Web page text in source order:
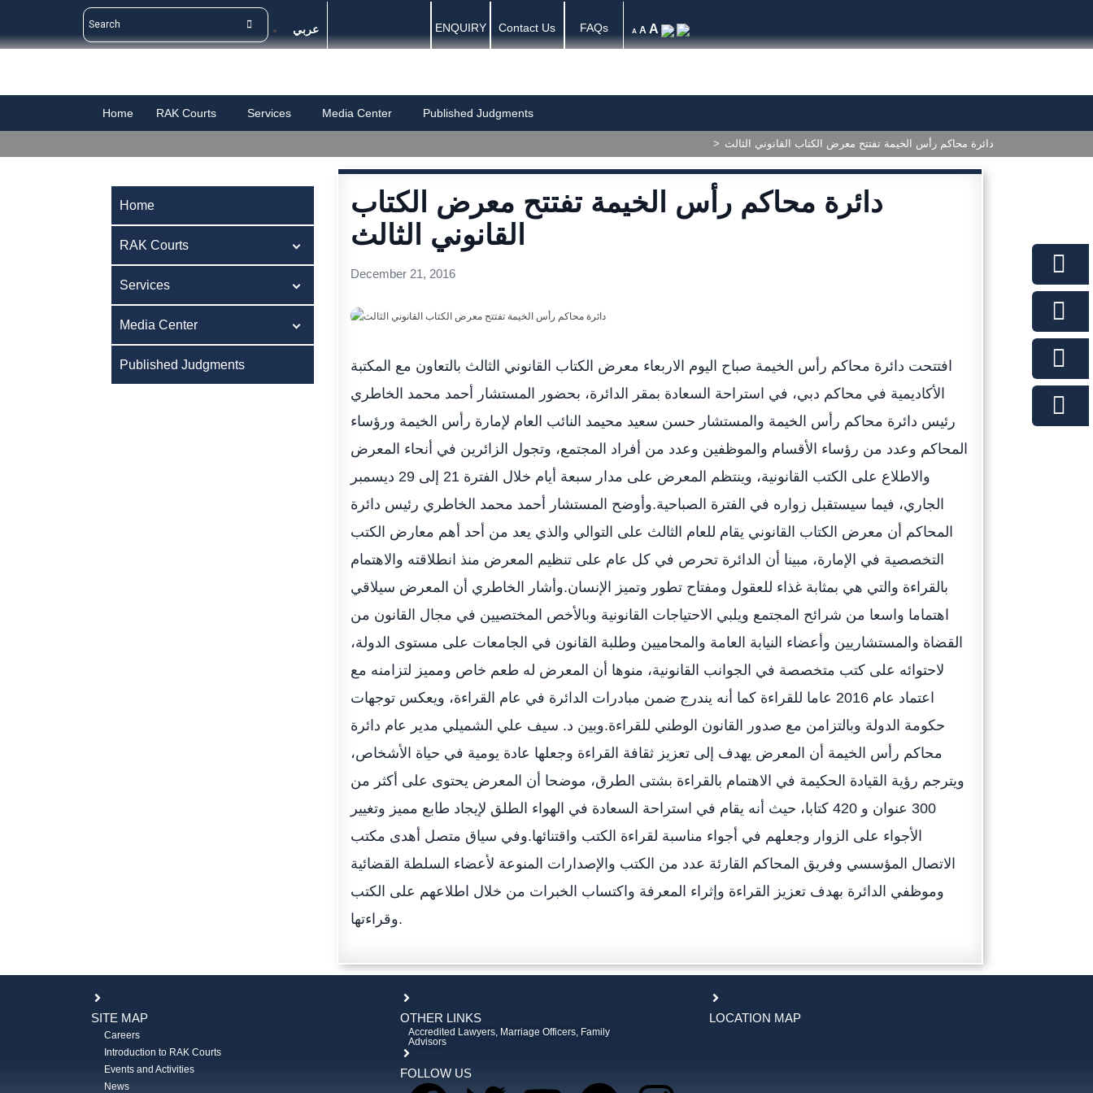
عربي ENQUIRY Contact Us FAQs A A A
Home RAK Courts Services Media Center Published Judgments
> دائرة محاكم رأس الخيمة تفتتح معرض الكتاب القانوني الثالث
Home
RAK Courts
Services
Media Center
Published Judgments
دائرة محاكم رأس الخيمة تفتتح معرض الكتاب
القانوني الثالث
December 21, 2016
افتتحت دائرة محاكم رأس الخيمة صباح اليوم الاربعاء معرض الكتاب القانوني الثالث بالتعاون مع المكتبة
الأكاديمية في محاكم دبي، في استراحة السعادة بمقر الدائرة، بحضور المستشار أحمد محمد الخاطري
رئيس دائرة محاكم رأس الخيمة والمستشار حسن سعيد محيمد النائب العام لإمارة رأس الخيمة ورؤساء
المحاكم وعدد من رؤساء الأقسام والموظفين وعدد من أفراد المجتمع، وتجول الزائرين في أنحاء المعرض
والاطلاع على الكتب القانونية، وينتظم المعرض على مدار سبعة أيام خلال الفترة 21 إلى 29 ديسمبر
الجاري، فيما سيستقبل زواره في الفترة الصباحية.وأوضح المستشار أحمد محمد الخاطري رئيس دائرة
المحاكم أن معرض الكتاب القانوني يقام للعام الثالث على التوالي والذي يعد من أحد أهم معارض الكتب
التخصصية في الإمارة، مبينا أن الدائرة تحرص في كل عام على تنظيم المعرض منذ انطلاقته والاهتمام
بالقراءة والتي هي بمثابة غذاء للعقول ومفتاح تطور وتميز الإنسان.وأشار الخاطري أن المعرض سيلاقي
اهتماما واسعا من شرائح المجتمع ويلبي الاحتياجات القانونية وبالأخص المختصيين في مجال القانون من
القضاة والمستشاريين وأعضاء النيابة العامة والمحاميين وطلبة القانون في الجامعات على مستوى الدولة،
لاحتوائه على كتب متخصصة في الجوانب القانونية، منوها أن المعرض له طعم خاص ومميز لتزامنه مع
اعتماد عام 2016 عاما للقراءة كما أنه يندرج ضمن مبادرات الدائرة في عام القراءة، ويعكس توجهات
حكومة الدولة وبالتزامن مع صدور القانون الوطني للقراءة.وبين د. سيف علي الشميلي مدير عام دائرة
محاكم رأس الخيمة أن المعرض يهدف إلى تعزيز ثقافة القراءة وجعلها عادة يومية في حياة الأشخاص،
ويترجم رؤية القيادة الحكيمة في الاهتمام بالقراءة بشتى الطرق، موضحا أن المعرض يحتوى على أكثر من
300 عنوان و 420 كتابا، حيث أنه يقام في استراحة السعادة في الهواء الطلق لإيجاد طابع مميز وتغيير
الأجواء على الزوار وجعلهم في أجواء مناسبة لقراءة الكتب واقتنائها.وفي سياق متصل أهدى مكتب
الاتصال المؤسسي وفريق المحاكم القارئة عدد من الكتب والإصدارات المنوعة لأعضاء السلطة القضائية
وموظفي الدائرة بهدف تعزيز القراءة وإثراء المعرفة واكتساب الخبرات من خلال اطلاعهم على الكتب
وقراءتها.
SITE MAP
Careers
Introduction to RAK Courts
Events and Activities
News
OTHER LINKS
Accredited Lawyers, Marriage Officers, Family
Advisors
FOLLOW US
LOCATION MAP